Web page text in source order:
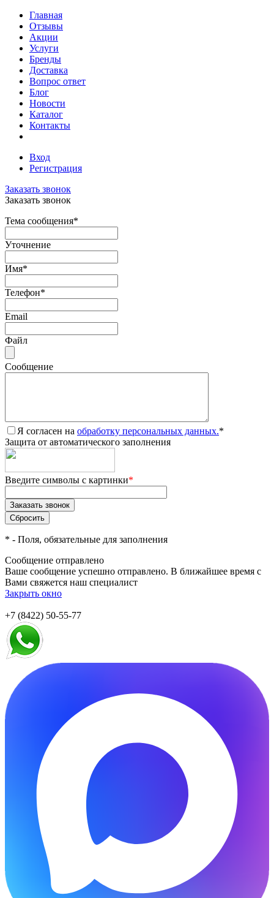
Главная
Отзывы
Акции
Услуги
Бренды
Доставка
Вопрос ответ
Блог
Новости
Каталог
Контакты
Вход
Регистрация
Заказать звонок
Заказать звонок
Тема сообщения*
Уточнение
Имя*
Телефон*
Email
Файл
Сообщение
Я согласен на обработку персональных данных.*
Защита от автоматического заполнения
Введите символы с картинки*
* - Поля, обязательные для заполнения
Сообщение отправлено
Ваше сообщение успешно отправлено. В ближайшее время с
Вами свяжется наш специалист
Закрыть окно
+7 (8422) 50-55-77